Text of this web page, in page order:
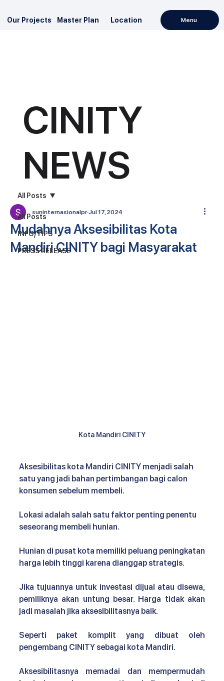
Our Projects Master Plan Location Menu
CINITY
NEWS
All Posts
INFO/TIPS
PRESS RELEASE
All Posts
Mudahnya Aksesibilitas Kota
Mandiri CINITY bagi Masyarakat
suninternasionalpr Jul 17, 2024
Kota Mandiri CINITY
Aksesibilitas kota Mandiri CINITY menjadi salah
satu yang jadi bahan pertimbangan bagi calon
konsumen sebelum membeli.
Lokasi adalah salah satu faktor penting penentu
seseorang membeli hunian.
Hunian di pusat kota memiliki peluang peningkatan
harga lebih tinggi karena dianggap strategis.
Jika tujuannya untuk investasi dijual atau disewa,
pemiliknya akan untung besar. Harga tidak akan
jadi masalah jika aksesibilitasnya baik.
Seperti paket komplit yang dibuat oleh
pengembang CINITY sebagai kota Mandiri.
Aksesibilitasnya memadai dan mempermudah